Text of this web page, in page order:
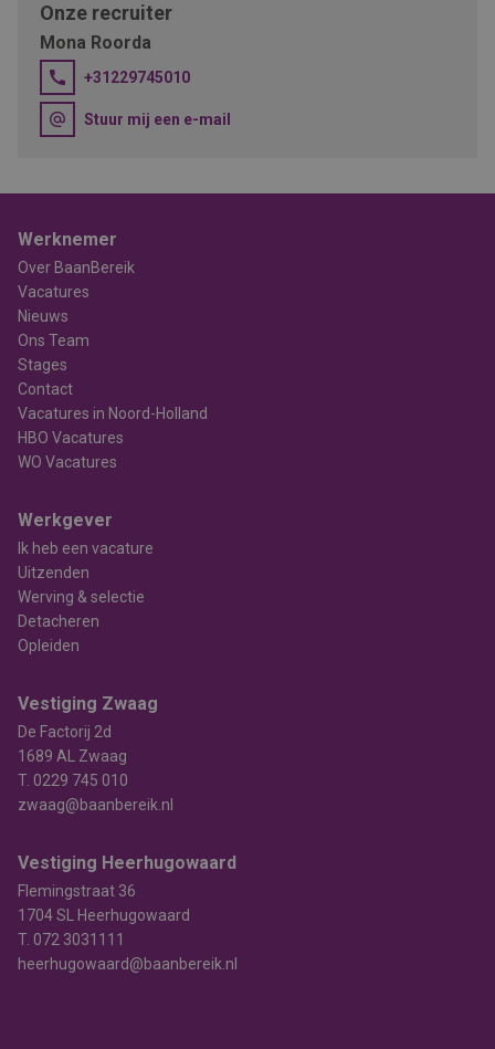
Onze recruiter
Mona Roorda
+31229745010
Stuur mij een e-mail
Werknemer
Over BaanBereik
Vacatures
Nieuws
Ons Team
Stages
Contact
Vacatures in Noord-Holland
HBO Vacatures
WO Vacatures
Werkgever
Ik heb een vacature
Uitzenden
Werving & selectie
Detacheren
Opleiden
Vestiging Zwaag
De Factorij 2d
1689 AL Zwaag
T. 0229 745 010
zwaag@baanbereik.nl
Vestiging Heerhugowaard
Flemingstraat 36
1704 SL Heerhugowaard
T. 072 3031111
heerhugowaard@baanbereik.nl